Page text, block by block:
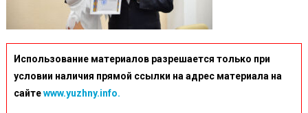
Использование материалов разрешается только при
условии наличия прямой ссылки на адрес материала на
сайтеwww.yuzhny.info.